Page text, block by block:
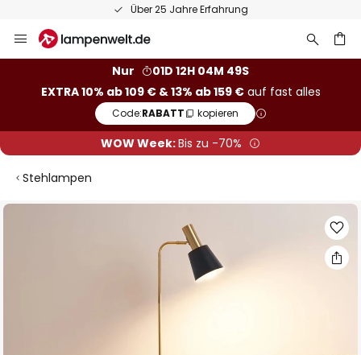
Über 25 Jahre Erfahrung
Inhalt
Nur
01D 12H 04M 48S
EXTRA 10% ab 109 € & 13% ab 159 €auf fast alles
Code:RABATT kopieren
WOW Week:Bis zu -70%
Stehlampen
Zum